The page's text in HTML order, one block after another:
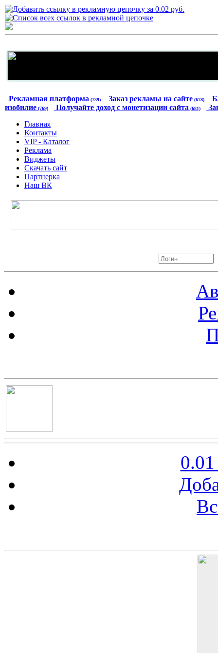
Рекламная платформа (739) Заказ рекламы на сайте (678)
изобилие (769) Получайте доход с монетизации сайта (681)
Главная
Контакты
VIP - Каталог
Реклама
Виджеты
Скачать сайт
Партнерка
Наш ВК